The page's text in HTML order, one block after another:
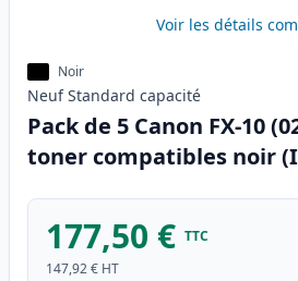
Voir les détails
Noir
Neuf Standard capacité
Pack de 5 Canon FX-10
toner compatibles noir
177,50 € TTC
147,92 € HT